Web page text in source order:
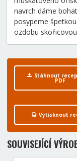
navrch dáme
posypeme
ozdobu
Stáhnout
PDF
Vytisknout
SOUVISEJÍCÍ